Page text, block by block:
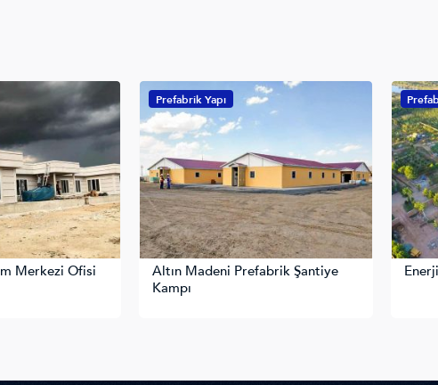
Merkezi Ofisi
Prefabrik Yapı
Altın Madeni Prefabrik Şantiye
Kampı
Enerji